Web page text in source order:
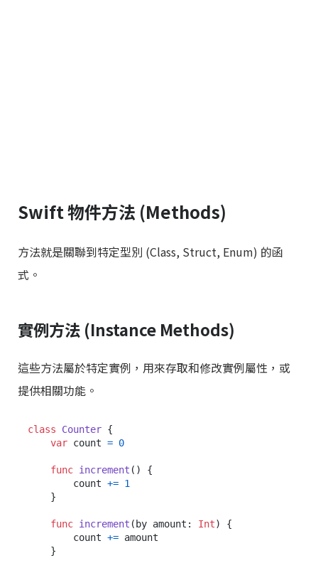
Swift 物件方法 (Methods)
方法就是關聯到特定型別 (Class, Struct, Enum) 的函
式。
實例方法 (Instance Methods)
這些方法屬於特定實例，用來存取和修改實例屬性，或
提供相關功能。
class Counter {
var count = 0
func increment () {
        count
+= 1
func increment ( by amount : Int) {
        count
+= amount